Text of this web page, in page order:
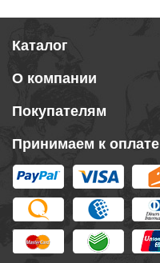
Каталог
О компании
Покупателям
Принимаем к оплате